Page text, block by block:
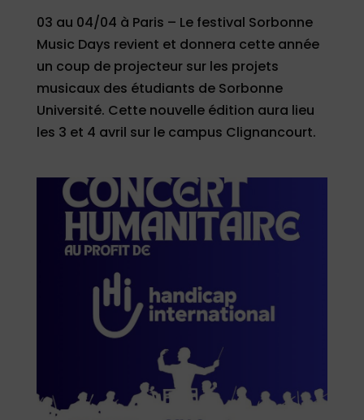
03 au 04/04 à Paris – Le festival Sorbonne
Music Days revient et donnera cette année
un coup de projecteur sur les projets
musicaux des étudiants de Sorbonne
Université. Cette nouvelle édition aura lieu
les 3 et 4 avril sur le campus Clignancourt.